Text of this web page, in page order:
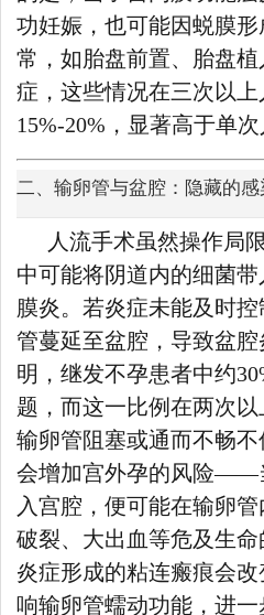
功妊娠，也可能因蜕膜
常，如胎盘前置、胎盘
症，这些情况在三次以
15%-20%，显著高于单次
二、输卵管与盆腔：隐藏的
人流手术虽然操作局
中可能将阴道内的细菌
膜炎。若炎症未能及时
管蔓延至盆腔，导致盆
明，继发不孕患者中约
题，而这一比例在两次以
输卵管阻塞或通而不畅
会增加宫外孕的风险——
入宫腔，便可能在输卵
破裂、大出血等危及生
炎症形成的粘连瘢痕会
响输卵管蠕动功能，进